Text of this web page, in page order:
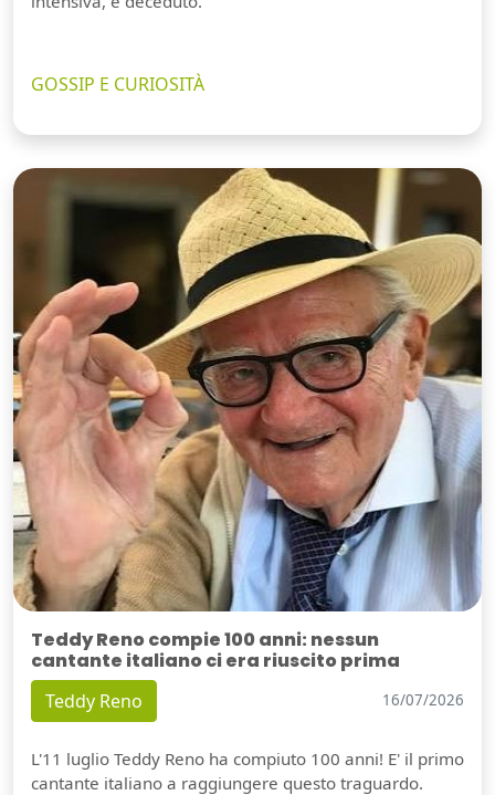
GOSSIP E CURIOSITÀ
Teddy Reno compie 100 anni: nessun
cantante italiano ci era riuscito prima
Teddy Reno 16/07/2026
L'11 luglio Teddy Reno ha compiuto 100 anni! E' il primo
cantante italiano a raggiungere questo traguardo.